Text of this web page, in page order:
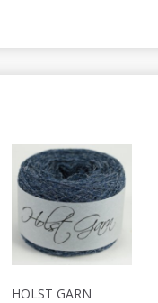
HOLST GARN